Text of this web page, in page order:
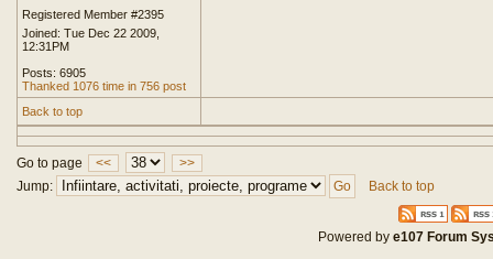
Registered Member #2395
Joined: Tue Dec 22 2009,
12:31PM
Posts: 6905
Thanked 1076 time in 756 post
Back to top
Go to page <<
>>
Jump:
Back to top
Powered bye107 Forum